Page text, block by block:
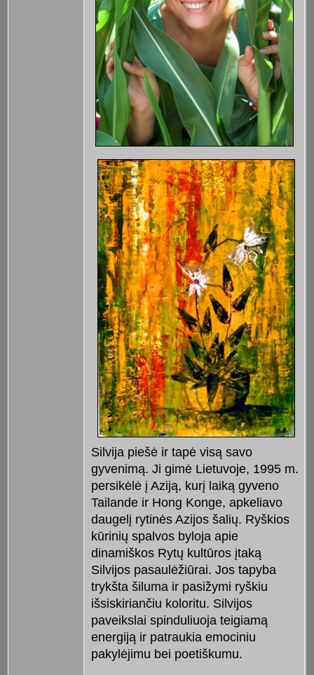
Silvija piešė ir tapė visą savo
gyvenimą. Ji gimė Lietuvoje, 1995 m.
persikėlė į Aziją, kurį laiką gyveno
Tailande ir Hong Konge, apkeliavo
daugelį rytinės Azijos šalių. Ryškios
kūrinių spalvos byloja apie
dinamiškos Rytų kultūros įtaką
Silvijos pasaulėžiūrai. Jos tapyba
trykšta šiluma ir pasižymi ryškiu
išsiskiriančiu koloritu. Silvijos
paveikslai spinduliuoja teigiamą
energiją ir patraukia emociniu
pakylėjimu bei poetiškumu.